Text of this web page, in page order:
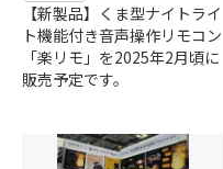
【新製品】くま型ナイトライ
ト機能付き音声操作リモコン
「楽リモ」を2025年2月頃に
販売予定です。